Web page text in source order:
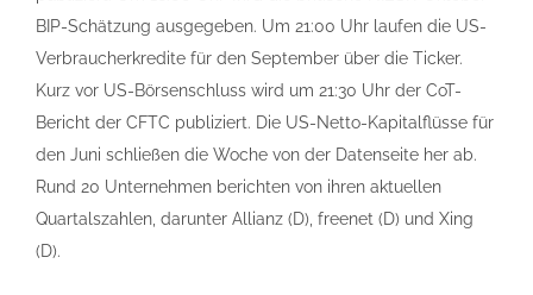
BIP-Schätzung ausgegeben. Um 21:00 Uhr laufen die US-
Verbraucherkredite für den September über die Ticker.
Kurz vor US-Börsenschluss wird um 21:30 Uhr der CoT-
Bericht der CFTC publiziert. Die US-Netto-Kapitalflüsse für
den Juni schließen die Woche von der Datenseite her ab.
Rund 20 Unternehmen berichten von ihren aktuellen
Quartalszahlen, darunter Allianz (D), freenet (D) und Xing
(D).